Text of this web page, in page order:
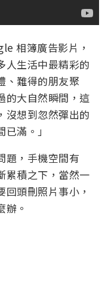
相簿廣告影片，
人生活中最精彩的
、難得的朋友聚
的大自然瞬間，這
沒想到忽然彈出的
滿。」
題，手機空間有
累積之下，當然一
頭刪照片事小，
辦。